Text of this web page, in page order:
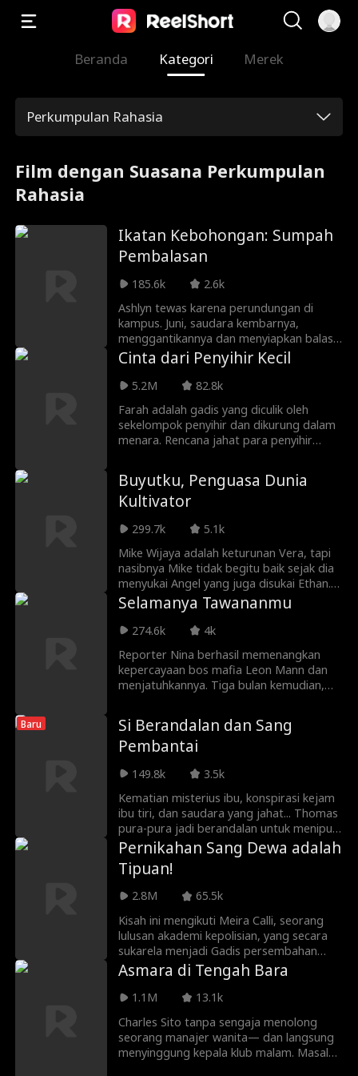
Beranda Kategori Merek
Perkumpulan Rahasia
Film dengan Suasana Perkumpulan
Rahasia
Ikatan Kebohongan: Sumpah
Pembalasan
185.6k
2.6k
Ashlyn tewas karena perundungan di
kampus. Juni, saudara kembarnya,
menggantikannya dan menyiapkan balas
dendam ke sahabat dan pacar Ashlyn
Cinta dari Penyihir Kecil
5.2M
82.8k
Farah adalah gadis yang diculik oleh
sekelompok penyihir dan dikurung dalam
menara. Rencana jahat para penyihir
digagalkan oleh seorang pemburu
penyihir yang menyelamatkan dan
membantu Farah. Kini Farah memulai
mempelajari makna dari cinta dan
pengorbanan.
Buyutku, Penguasa Dunia
Kultivator
299.7k
5.1k
Mike Wijaya adalah keturunan Vera, tapi
nasibnya Mike tidak begitu baik sejak dia
menyukai Angel yang juga disukai Ethan.
Ethan terus menindasnya sampai Mike
tidak mendapatkan kerjaan, tapi
kemunculan Vera si nenek buyut itu
Mike mengatasi orang yang menindasnya,
bahkan menjadikan Mike sebagai
pemimpin dan menjodohkan Mike dengan
Selamanya Tawananmu
274.6k
4k
Reporter Nina berhasil memenangkan
kepercayaan bos mafia Leon Mann dan
menjatuhkannya. Tiga bulan kemudian,
stasiun TV, hanya untuk mendapati pria
itu telah berubah menjadi Chase Kane,
sosok dengan reputasi tanpa cela. Melalui
adalah Leon dan curiga pria itu ingin balas
dendam. Saat berhadapan dengan tipu
muslihat yang rumit ini, Nina merasa tak
berdaya di hadapan Leon yang licik.
Tanpa pilihan lain, ia harus
mempertaruhkan segalanya untuk
melancarkan serangan balasan.
Baru
Si Berandalan dan Sang
Pembantai
149.8k
3.5k
Kematian misterius ibu, konspirasi kejam
ibu tiri, dan saudara yang jahat... Thomas
pura-pura jadi berandalan untuk menipu
semua orang. Namun ayahnya menyewa
Harper, pengawal berjuluk Dewa
Pembantai, untuk melindunginya. Kini,
siapa yang akan mengakali siapa?
Pernikahan Sang Dewa adalah
Tipuan!
2.8M
65.5k
Kisah ini mengikuti Meira Calli, seorang
lulusan akademi kepolisian, yang secara
sukarela menjadi Gadis persembahan
demi mengungkap penipuan upacara
“Pernikahan Sang Dewa” di desa lingga. Ia
menyusup ke dalam pintu batu dan
kriminal, termasuk Yudha Wirata. Pada
akhirnya, Meira berhasil membongkar
kejahatan kepala desa dan kelompoknya
Asmara di Tengah Bara
1.1M
13.1k
Charles Sito tanpa sengaja menolong
seorang manajer wanita— dan langsung
menyinggung kepala klub malam. Masalah